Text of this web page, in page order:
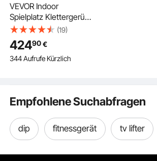
VEVOR Indoor
Spielplatz Klettergerüst
(8 in 1), 100 kg
belastbares
Montessori-
Kletterspielzeug-Set
/Holz-/Strickleiter/Klett
(19)
42490€
344 Aufrufe Kürzlich
Empfohlene Suchabfragen
dip fitnessgerät tv lifter